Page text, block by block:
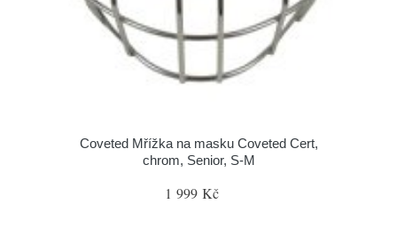
Coveted Mřížka na masku Coveted Cert,
chrom, Senior, S-M
1 999 Kč